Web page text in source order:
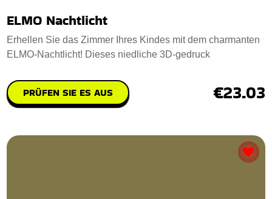
ELMO Nachtlicht
Erhellen Sie das Zimmer Ihres Kindes mit dem charmanten
ELMO-Nachtlicht! Dieses niedliche 3D-gedruck
PRÜFEN SIE ES AUS €23.03